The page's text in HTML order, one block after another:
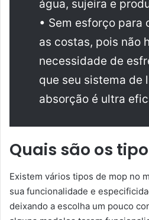
água, sujeira e
• Sem esforço para
as costas, pois não
necessidade de
que seu sistema de
absorção é ultra
Quais são os
Existem vários tipos de mop no
sua funcionalidade e
deixando a escolha um pouco